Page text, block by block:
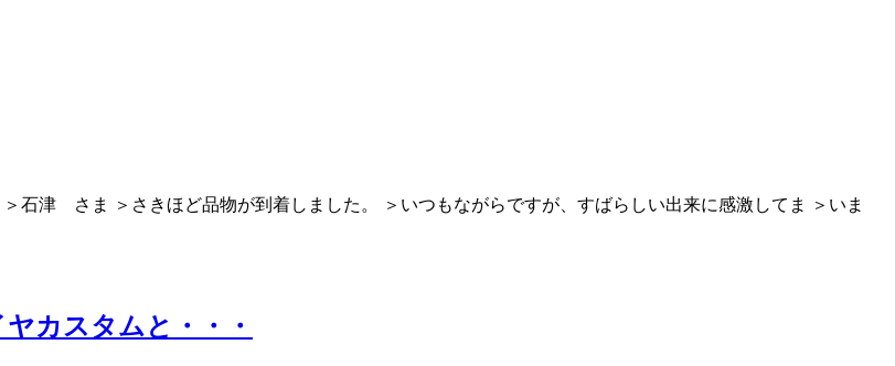
石津 さま ＞さきほど品物が到着しました。 ＞いつもながらですが、すばらしい出来に感激してま ＞いま
カスタムと・・・